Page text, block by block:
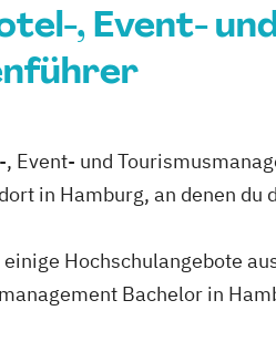
, Event-
Event- und
in Hamburg, an denen
Hochschulangebote
Bachelor in